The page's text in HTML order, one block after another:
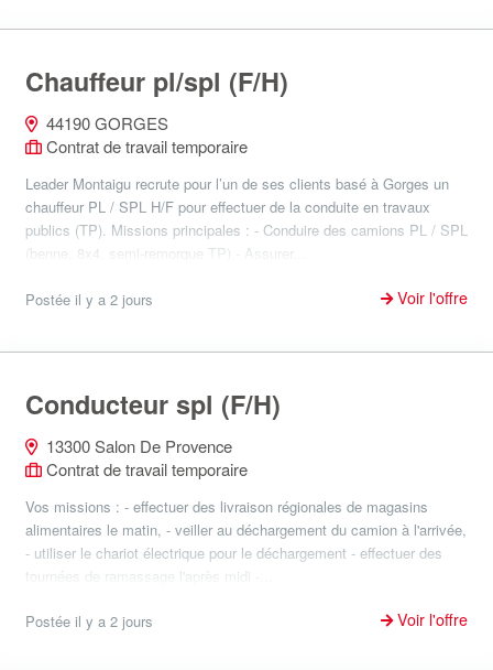
Chauffeur pl/spl (F/H)
44190 GORGES
Contrat de travail temporaire
Leader Montaigu recrute pour l’un de ses clients basé à Gorges un
chauffeur PL / SPL H/F pour effectuer de la conduite en travaux
publics (TP). Missions principales : - Conduire des camions PL / SPL
(benne, 8x4, semi-remorque TP) - Assurer...
Postée il y a 2 jours Voir l'offre
Conducteur spl (F/H)
13300 Salon De Provence
Contrat de travail temporaire
Vos missions : - effectuer des livraison régionales de magasins
alimentaires le matin, - veiller au déchargement du camion à l'arrivée,
- utiliser le chariot électrique pour le déchargement - effectuer des
tournées de ramassage l'après midi -...
Postée il y a 2 jours Voir l'offre